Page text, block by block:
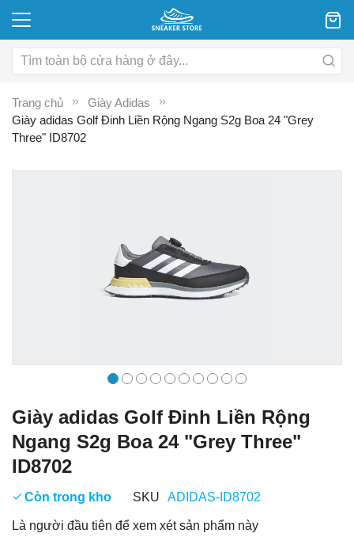
Trang chủ
Giày Adidas
Giày adidas Golf Đinh Liền Rộng Ngang S2g Boa 24 "Grey
Three" ID8702
Giày adidas Golf Đinh Liền Rộng
Ngang S2g Boa 24 "Grey Three"
ID8702
Còn trong kho SKU ADIDAS-ID8702
Là người đầu tiên để xem xét sản phẩm này